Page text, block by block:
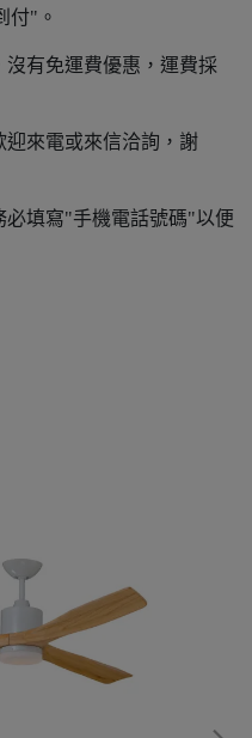
付"。
有免運費優惠，運費採
來電或來信洽詢，謝
填寫"手機電話號碼"以便